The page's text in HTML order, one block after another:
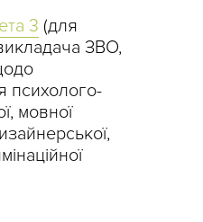
3 (для
ЗВО,
психолого-
мовної